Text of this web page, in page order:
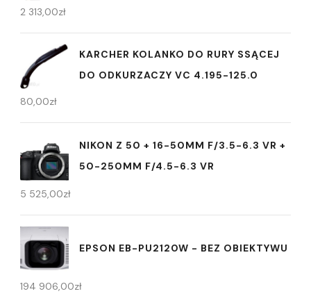
2 313,00zł
KARCHER KOLANKO DO RURY SSĄCEJ
DO ODKURZACZY VC 4.195-125.0
80,00zł
NIKON Z 50 + 16-50MM F/3.5-6.3 VR +
50-250MM F/4.5-6.3 VR
5 525,00zł
EPSON EB-PU2120W - BEZ OBIEKTYWU
194 906,00zł